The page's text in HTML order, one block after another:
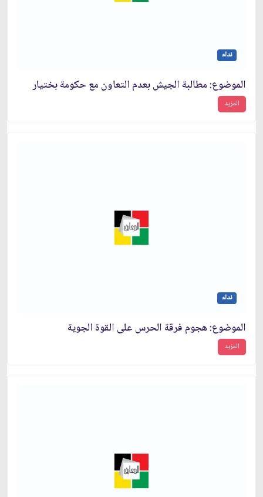
نداء
الموضوع: مطالبة الجيش بعدم التعاون مع حكومة بختيار
المزيد
نداء
الموضوع: هجوم فرقة الحرس على القوة الجوية
المزيد